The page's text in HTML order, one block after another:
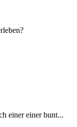
einer einer bunt...